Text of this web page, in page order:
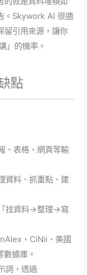
。Skywork AI 很適
留引用來源，讓你
」的機率。
點
、表格、網頁等輸
資料、抓重點、建
找資料→整理→寫
、CiNii、美國
據庫。
詞，透過